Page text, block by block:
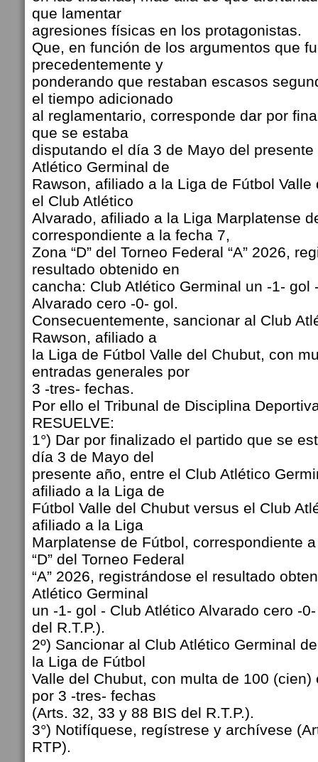
que lamentar
agresiones físicas en los protagonistas.
Que, en función de los argumentos que
precedentemente y
ponderando que restaban escasos
el tiempo adicionado
al reglamentario, corresponde dar por
que se estaba
disputando el día 3 de Mayo del
Atlético Germinal de
Rawson, afiliado a la Liga de Fútbol
el Club Atlético
Alvarado, afiliado a la Liga Marplatense
correspondiente a la fecha 7,
Zona “D” del Torneo Federal “A” 2026,
resultado obtenido en
cancha: Club Atlético Germinal un -1- gol
Alvarado cero -0- gol.
Consecuentemente, sancionar al Club
Rawson, afiliado a
la Liga de Fútbol Valle del Chubut, con
entradas generales por
3 -tres- fechas.
Por ello el Tribunal de Disciplina
RESUELVE:
1°) Dar por finalizado el partido que se
día 3 de Mayo del
presente año, entre el Club Atlético
afiliado a la Liga de
Fútbol Valle del Chubut versus el Club
afiliado a la Liga
Marplatense de Fútbol, correspondiente
“D” del Torneo Federal
“A” 2026, registrándose el resultado
Atlético Germinal
un -1- gol - Club Atlético Alvarado cero -
del R.T.P.).
2º) Sancionar al Club Atlético Germinal
la Liga de Fútbol
Valle del Chubut, con multa de 100
por 3 -tres- fechas
(Arts. 32, 33 y 88 BIS del R.T.P.).
3°) Notifíquese, regístrese y archívese
RTP).